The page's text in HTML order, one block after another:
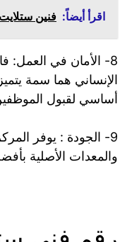
اقرأ أيضاً: فنين ستلايت
8- الأمان في العمل:
الإنساني هما سمة
أساسي لقبول
9- الجودة : يوفر
والمعدات الأصلية